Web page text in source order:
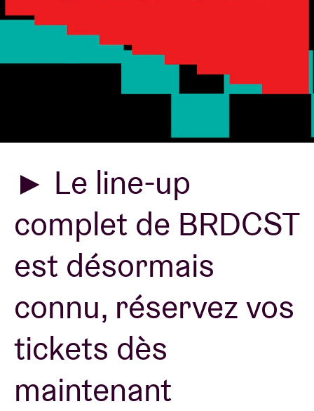
Infos visiteurs
AB ❤ you
Location de salles
BRDCST
ABtv
Chèque-concert
À propos de l'AB
Contact
► Le line-up
complet de BRDCST
est désormais
connu, réservez vos
tickets dès
maintenant